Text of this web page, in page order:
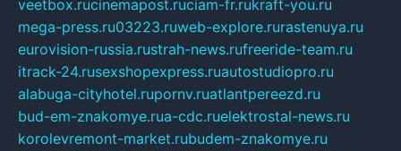
veetbox.rucinemapost.ruciam-fr.rukraft-you.ru
mega-press.ru03223.ruweb-explore.rurastenuya.ru
eurovision-russia.rustrah-news.rufreeride-team.ru
itrack-24.rusexshopexpress.ruautostudiopro.ru
alabuga-cityhotel.rupornv.ruatlantpereezd.ru
bud-em-znakomye.rua-cdc.ruelektrostal-news.ru
korolevremont-market.rubudem-znakomye.ru